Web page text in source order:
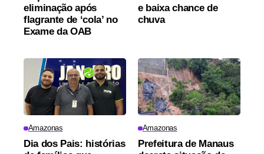
eliminação após
flagrante de ‘cola’ no
Exame da OAB
e baixa chance de
chuva
Amazonas
Dia dos Pais: histórias
Amazonas
Prefeitura de Manaus